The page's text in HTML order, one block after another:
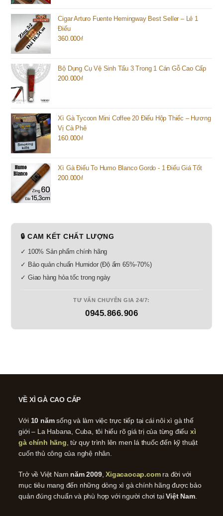
Cigar Arturo Fuente Hemingway Best Seller – Lẻ 1
Điếu
360.000₫
Bộ Dụng Cụ Vệ Sinh Tẩu 3 Trong 1 Cán Gỗ Cao Cấp
200.000₫
Xì Gà Tycoon Mini Coffee 20 Điếu Hộp Thiếc – Hương
Vị Cà Phê
160.000₫
Xì Gà Điếu To Humo Blanco Gordo - 1 Điếu Giá Tốt
200.000₫
🔒 CAM KẾT CHẤT LƯỢNG
✓ 100% Sản phẩm chính hãng
✓ Bảo quản chuẩn Humidor (Độ ẩm 65%-70%)
✓ Giao hàng hỏa tốc trong ngày
TƯ VẤN CHUYÊN GIA 24/7:
0945.866.906
VỀ XÌ GÀ CAO CẤP
Với 10 nămsống và làm việc trực tiếp tại cái nôi xì gà thế
giới – La Habana, Cuba, tôi hiểu rõ giá trị của từng điếu xì
gà chính hãng , từ quy trình lên men lá thuốc đến kỹ thuật
cuốn thủ công của nghệ nhân.
Trở về Việt Nam năm 2009,Xigacaocap.comra đời với
mục tiêu mang đến những dòng xì gà chính hãng được bảo
quản đúng chuẩn và phù hợp với người chơi tạiViệt Nam.